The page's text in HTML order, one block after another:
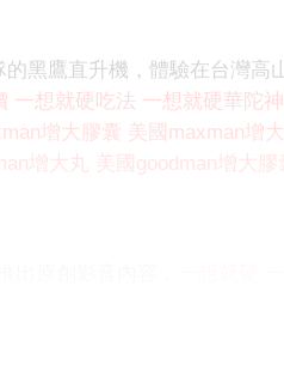
黑鷹直升機，體驗在台灣高
一想就硬吃法 一想就硬華陀
增大膠囊 美國maxman增
增大丸 美國goodman增大膠